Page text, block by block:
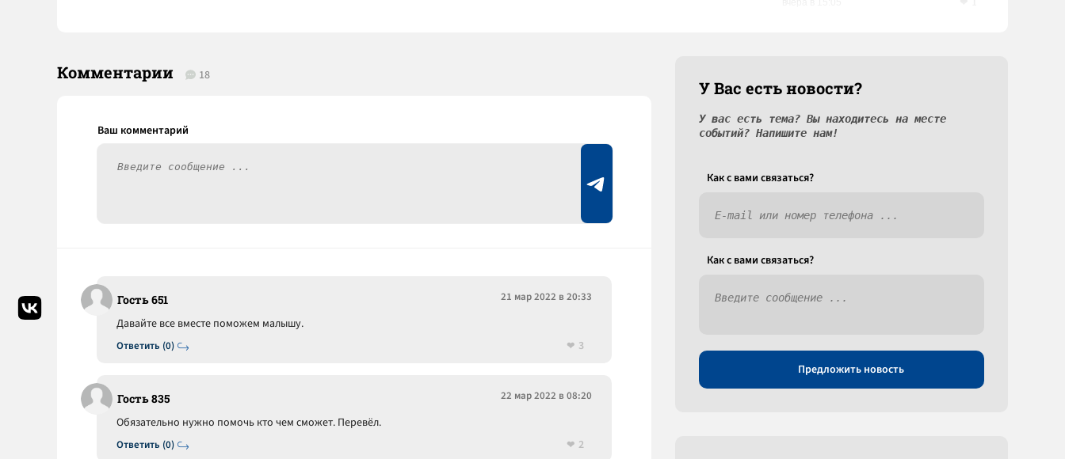
Комментарии 18
Гость 651 21 мар 2022 в 20:33
Ответить (0)
Давайте все вместе поможем малышу.
3
Гость 835 22 мар 2022 в 08:20
Ответить (0)
Обязательно нужно помочь кто чем сможет. Перевёл.
2
У Вас есть новости?
У вас есть тема? Вы находитесь на месте
событий? Напишите нам!
Как c вами связаться?
Как c вами связаться?
Предложить новость